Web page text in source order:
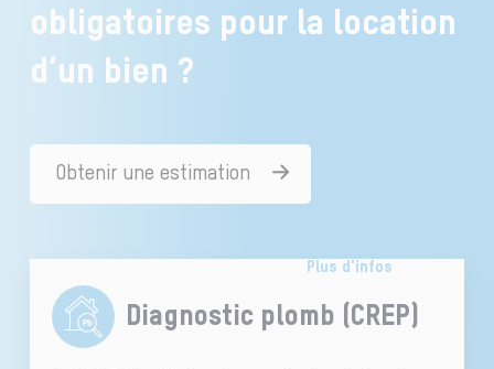
obligatoires pour la location
d’un bien ?
Obtenir une estimation
Diagnostic plomb (CREP)
Plus d'infos